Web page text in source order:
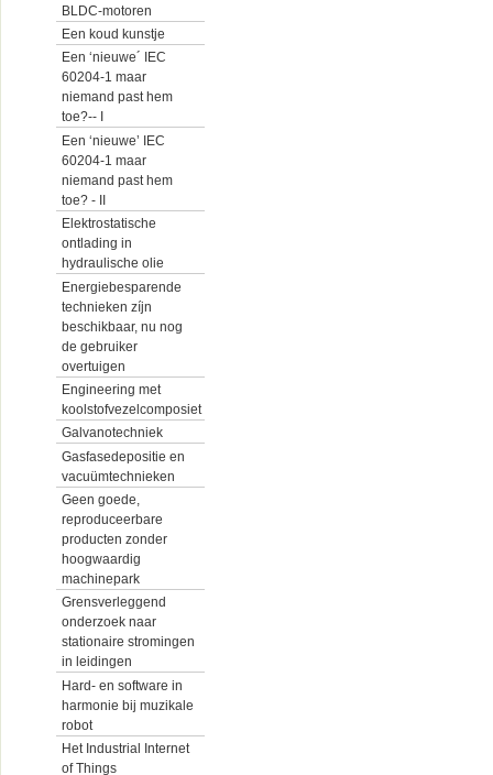
BLDC-motoren
Een koud kunstje
Een ‘nieuwe´ IEC
60204-1 maar
niemand past hem
toe?-- I
Een ‘nieuwe’ IEC
60204-1 maar
niemand past hem
toe? - II
Elektrostatische
ontlading in
hydraulische olie
Energiebesparende
technieken zíjn
beschikbaar, nu nog
de gebruiker
overtuigen
Engineering met
koolstofvezelcomposiet
Galvanotechniek
Gasfasedepositie en
vacuümtechnieken
Geen goede,
reproduceerbare
producten zonder
hoogwaardig
machinepark
Grensverleggend
onderzoek naar
stationaire stromingen
in leidingen
Hard- en software in
harmonie bij muzikale
robot
Het Industrial Internet
of Things